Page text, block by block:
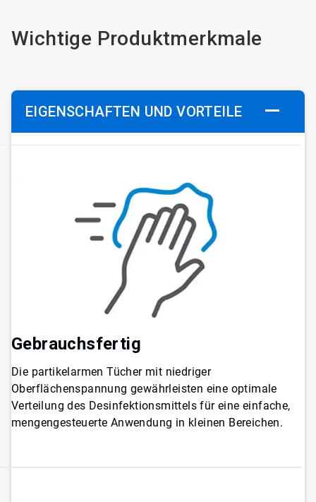
Wichtige Produktmerkmale
EIGENSCHAFTEN UND VORTEILE
Gebrauchsfertig
Die partikelarmen Tücher mit niedriger
Oberflächenspannung gewährleisten eine optimale
Verteilung des Desinfektionsmittels für eine einfache,
mengengesteuerte Anwendung in kleinen Bereichen.